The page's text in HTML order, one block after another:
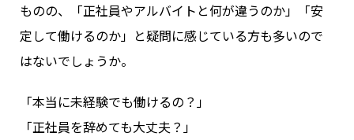
ものの、「正社員やアルバイトと何が違うのか」「安
定して働けるのか」と疑問に感じている方も多いので
はないでしょうか。
「本当に未経験でも働けるの？」
「正社員を辞めても大丈夫？」